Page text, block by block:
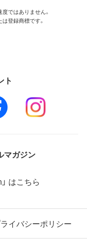
ではありません。
登録商標です。
ト
マガジン
はこちら
イバシーポリシー